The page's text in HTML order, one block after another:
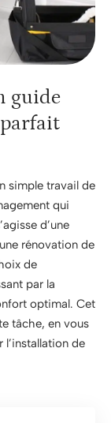
guide
simple travail de
qui
d’une
rénovation de
de
par la
optimal. Cet
tâche, en vous
l’installation de